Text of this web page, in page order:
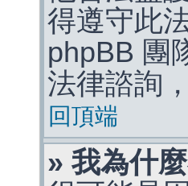
得遵守此
phpBB 團
法律諮詢
回頂端
» 我為什